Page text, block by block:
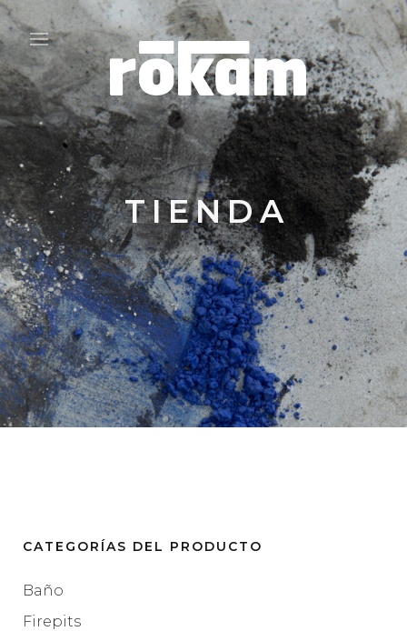
TIENDA
CATEGORÍAS DEL PRODUCTO
Baño
Firepits